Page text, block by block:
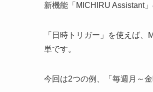
新機能「MICHIRU Assistant
「日時トリガー」を使えば
単です。
今回は2つの例、「毎週月～